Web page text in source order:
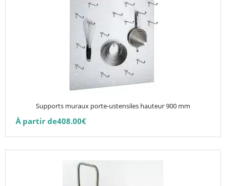
Supports muraux porte-ustensiles hauteur 900 mm
À partir de408.00€
page
du